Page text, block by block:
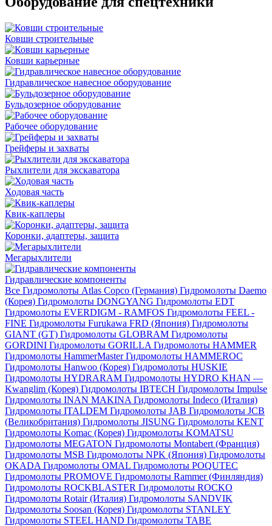
Ковши строительные
Ковши карьерные
Гидравлическое навесное оборудование
Бульдозерное оборудование
Рабочее оборудование
Грейферы и захваты
Рыхлители для экскаватора
Ходовая часть
Квик-каплеры
Коронки, адаптеры, защита
Мегарыхлители
Гидравлические компоненты
Все Гидромолоты Atlas Copco (Германия) Гидромолоты Daemo
(Корея) Гидромолоты DONGYANG Гидромолоты EDT
Гидромолоты EVERDIGM - RAMFOS Гидромолоты FEEL -
FINE Гидромолоты Furukawa FRD (Япония) Гидромолоты
GIANT (GT) Гидромолоты GLOBRAM Гидромолоты
GORDINI Гидромолоты GORILLA Гидромолоты HAMMER
Гидромолоты HammerMasterГидромолоты HAMMEROC
Гидромолоты Hanwoo (Корея) Гидромолоты HUSKIE
Гидромолоты HYDRARAM Гидромолоты HYDRO KHAN —
Kwanglim (Корея) Гидромолоты IBTECH Гидромолоты Impulse
Гидромолоты INAN MAKINA Гидромолоты Indeco (Италия)
Гидромолоты ITALDEM Гидромолоты JAB Гидромолоты JCB
(Великобритания) Гидромолоты JISUNG Гидромолоты KENT
Гидромолоты Komac (Корея) Гидромолоты KOMATSU
Гидромолоты MEGATON Гидромолоты Montabert (Франция)
Гидромолоты MSB Гидромолоты NPK (Япония) Гидромолоты
OKADA Гидромолоты OMAL Гидромолоты POQUTEC
Гидромолоты PROMOVE Гидромолоты Rammer (Финляндия)
Гидромолоты ROCKBLASTER Гидромолоты ROCKO
Гидромолоты Rotair (Италия) Гидромолоты SANDVIK
Гидромолоты Soosan (Корея) Гидромолоты STANLEY
Гидромолоты STEEL HAND Гидромолоты TABE